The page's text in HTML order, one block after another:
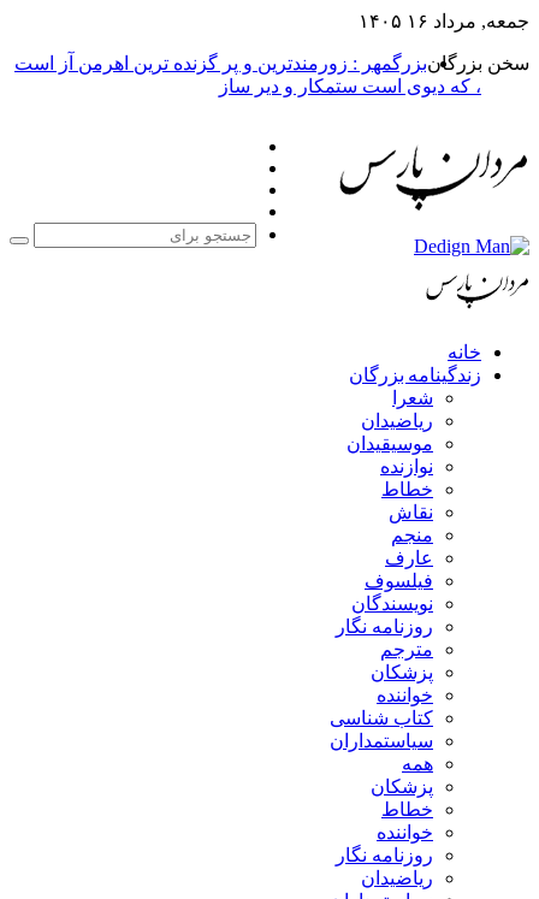
جمعه, مرداد ۱۶ ۱۴۰۵
سخن بزرگانبزرگمهر : زورمندترین و پر گزنده ترین اهرمن آز است
، که دیوی است ستمکار و دیر ساز
خانه
زندگینامه بزرگان
شعرا
ریاضیدان
موسیقیدان
نوازنده
خطاط
نقاش
منجم
عارف
فیلسوف
نویسندگان
روزنامه نگار
مترجم
پزشکان
خواننده
کتاب شناسی
سیاستمداران
همه
پزشکان
خطاط
خواننده
روزنامه نگار
ریاضیدان